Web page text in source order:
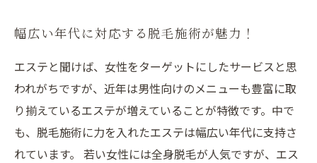
幅広い年代に対応する脱毛施術が魅力！
エステと聞けば、女性をターゲットにしたサービスと思
われがちですが、近年は男性向けのメニューも豊富に取
り揃えているエステが増えていることが特徴です。中で
も、脱毛施術に力を入れたエステは幅広い年代に支持さ
れています。 若い女性には全身脱毛が人気ですが、エス